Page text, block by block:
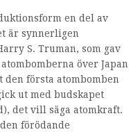
en del av
är synnerligen
S. Truman, som gav
över Japan
den första atombomben
ut med budskapet
det vill säga atomkraft.
förödande